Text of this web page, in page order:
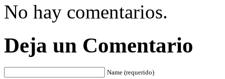
No hay comentarios.
Deja un Comentario
Name (requerido)